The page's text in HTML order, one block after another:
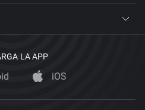
LA APP
iOS